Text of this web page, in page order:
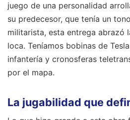
juego de una personalidad
su predecesor, que tenía un
militarista, esta entrega abrazó
loca. Teníamos bobinas de
infantería y cronosferas
por el mapa.
La jugabilidad que